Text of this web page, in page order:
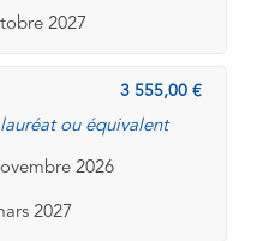
2027
3 555,00
ou équivalent
2026
2027